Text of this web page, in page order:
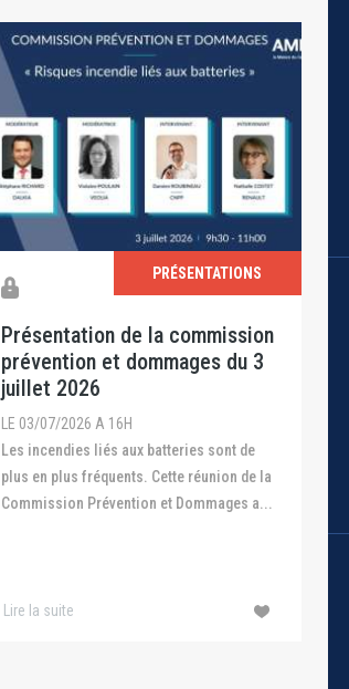
PRÉSENTATIONS
Présentation de la commission
prévention et dommages du 3
juillet 2026
LE 03/07/2026 A 16H
Les incendies liés aux batteries sont de
plus en plus fréquents. Cette réunion de la
Commission Prévention et Dommages a...
Lire la suite